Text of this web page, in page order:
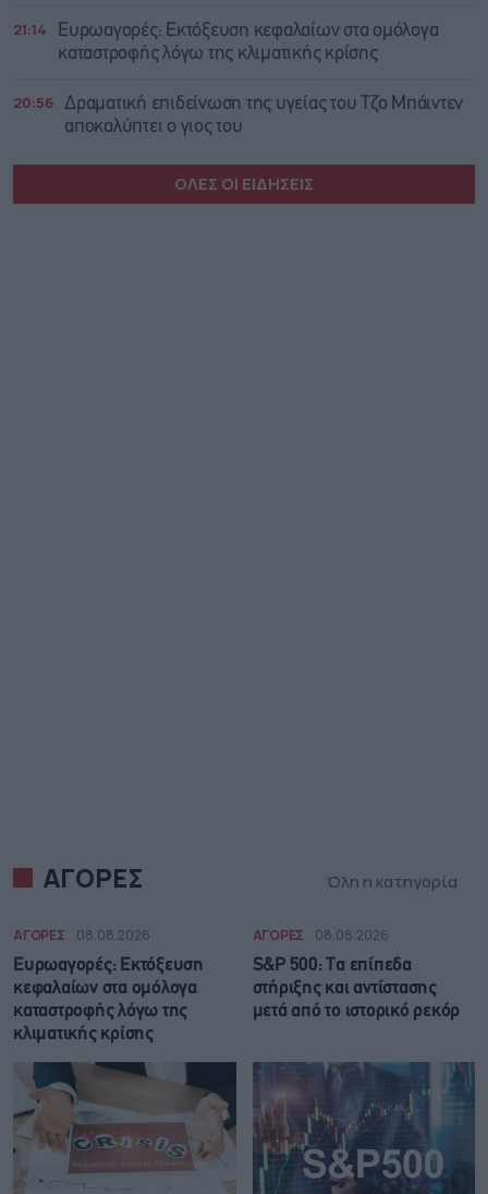
21:14
Ευρωαγορές: Εκτόξευση κεφαλαίων στα ομόλογα
καταστροφής λόγω της κλιματικής κρίσης
20:56 Δραματική επιδείνωση της υγείας του Τζο Μπάιντεν
αποκαλύπτει ο γιος του
ΟΛΕΣ ΟΙ ΕΙΔΗΣΕΙΣ
ΑΓΟΡΕΣ Όλη η κατηγορία
ΑΓΟΡΕΣ 08.08.2026
Ευρωαγορές: Εκτόξευση
κεφαλαίων στα ομόλογα
καταστροφής λόγω της
κλιματικής κρίσης
ΑΓΟΡΕΣ 08.08.2026
S&P 500: Τα επίπεδα
στήριξης και αντίστασης
μετά από το ιστορικό ρεκόρ